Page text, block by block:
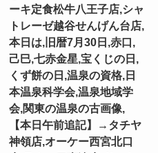
ーキ定食松牛八王子店,シャ
トレーゼ越谷せんげん台店,
本日は,旧暦7月30日,赤口,
己巳,七赤金星,宝くじの日,
くず餅の日,温泉の資格,日
本温泉科学会,温泉地域学
会,関東の温泉の古画像,
【本日午前追記】→タチヤ
神領店,オーケー西宮北口